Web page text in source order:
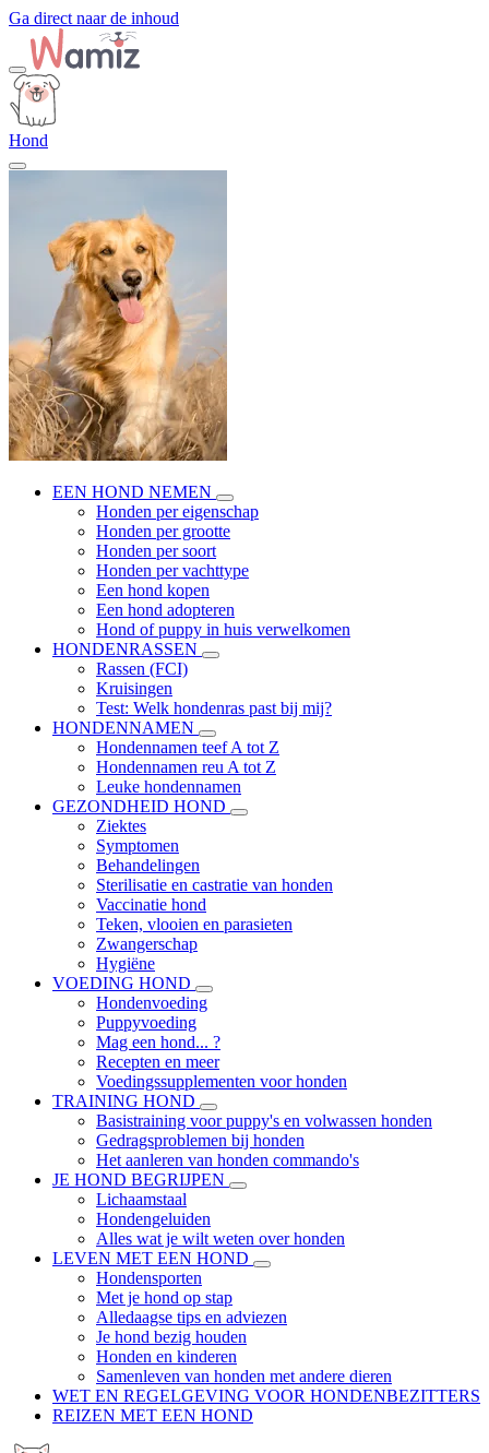
Ga direct naar de inhoud
Hond
EEN HOND NEMEN
Honden per eigenschap
Honden per grootte
Honden per soort
Honden per vachttype
Een hond kopen
Een hond adopteren
Hond of puppy in huis verwelkomen
HONDENRASSEN
Rassen (FCI)
Kruisingen
Test: Welk hondenras past bij mij?
HONDENNAMEN
Hondennamen teef A tot Z
Hondennamen reu A tot Z
Leuke hondennamen
GEZONDHEID HOND
Ziektes
Symptomen
Behandelingen
Sterilisatie en castratie van honden
Vaccinatie hond
Teken, vlooien en parasieten
Zwangerschap
Hygiëne
VOEDING HOND
Hondenvoeding
Puppyvoeding
Mag een hond... ?
Recepten en meer
Voedingssupplementen voor honden
TRAINING HOND
Basistraining voor puppy's en volwassen honden
Gedragsproblemen bij honden
Het aanleren van honden commando's
JE HOND BEGRIJPEN
Lichaamstaal
Hondengeluiden
Alles wat je wilt weten over honden
LEVEN MET EEN HOND
Hondensporten
Met je hond op stap
Alledaagse tips en adviezen
Je hond bezig houden
Honden en kinderen
Samenleven van honden met andere dieren
WET EN REGELGEVING VOOR HONDENBEZITTERS
REIZEN MET EEN HOND